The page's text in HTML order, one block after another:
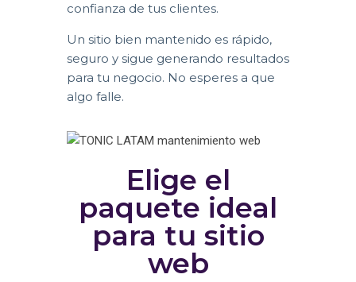
confianza de tus clientes.
Un sitio bien mantenido es rápido,
seguro y sigue generando resultados
para tu negocio. No esperes a que
algo falle.
Elige el
paquete ideal
para tu sitio
web